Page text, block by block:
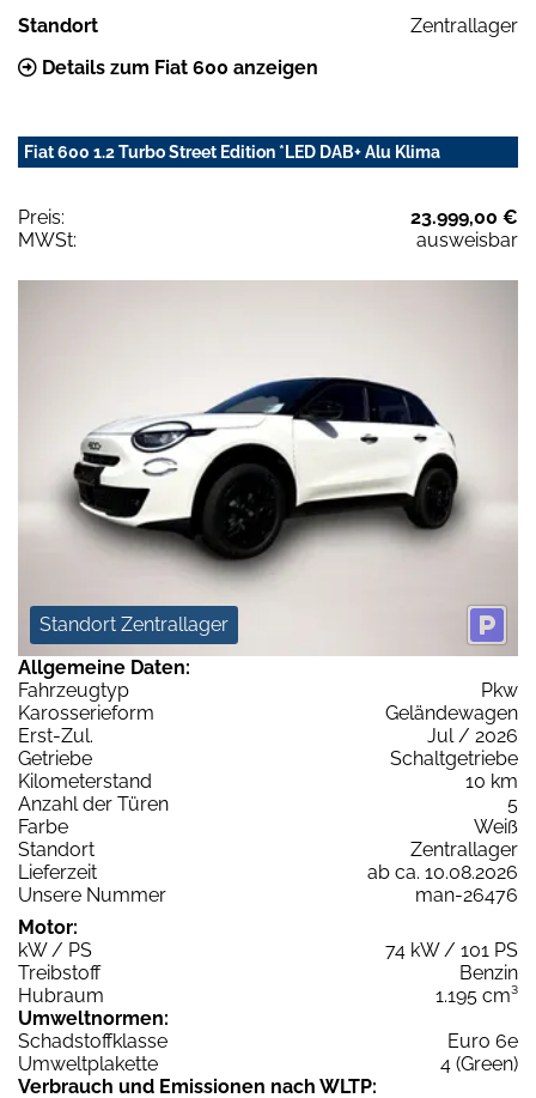
Standort
Zentrallager
Details zum Fiat 600 anzeigen
Fiat 600 1.2 Turbo Street Edition *LED DAB+ Alu Klima
Preis:
23.999,00 €
MWSt:
ausweisbar
Standort Zentrallager
Allgemeine Daten:
Fahrzeugtyp
Pkw
Karosserieform
Geländewagen
Erst-Zul.
Jul / 2026
Getriebe
Schaltgetriebe
Kilometerstand
10 km
Anzahl der Türen
5
Farbe
Weiß
Standort
Zentrallager
Lieferzeit
ab ca. 10.08.2026
Unsere Nummer
man-26476
Motor:
kW / PS
74 kW / 101 PS
Treibstoff
Benzin
Hubraum
1.195 cm³
Umweltnormen:
Schadstoffklasse
Euro 6e
Umweltplakette
4 (Green)
Verbrauch und Emissionen nach WLTP: